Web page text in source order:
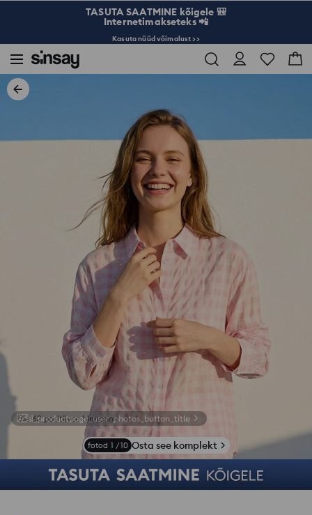
TASUTA SAATMINE kõigele 🎒
Internetimakseteks 📲
Kasuta nüüd võimalust >>
si_productpage_user_photos_button_title
fotod 1 /10 Osta see komplekt